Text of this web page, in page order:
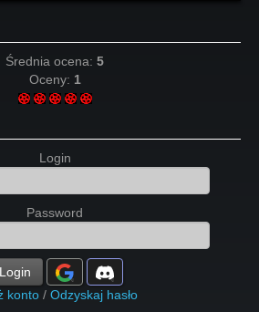
Średnia ocena: 5
Oceny: 1
Login
Password
Login
konto / Odzyskaj hasło